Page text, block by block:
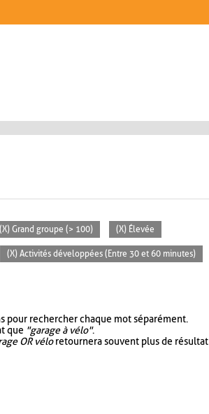
(X) Grand groupe (> 100) (X) Élevée
(X) Activités développées (Entre 30 et 60 minutes)
pour rechercher chaque mot séparément.
que "garage à vélo".
OR véloretournera souvent plus de résultat